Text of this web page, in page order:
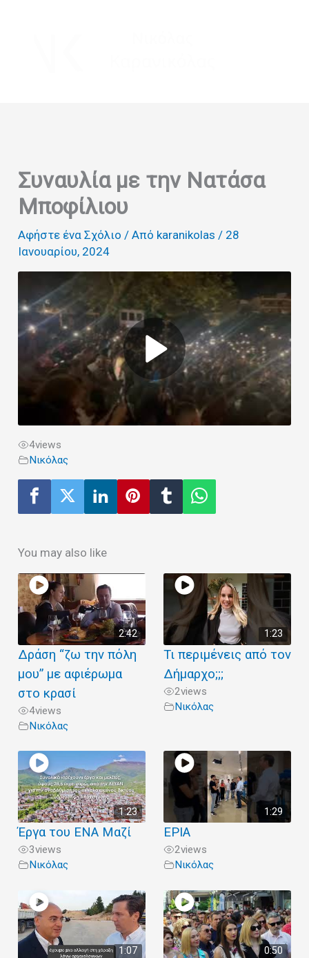
Συναυλία με την Νατάσα
Μποφίλιου
Αφήστε ένα Σχόλιο / Από karanikolas/ 28
Ιανουαρίου, 2024
4views
Νικόλας
You may also like
2:42
Δράση “ζω την πόλη
μου” με αφιέρωμα
στο κρασί
4views
Νικόλας
1:23
Τι περιμένεις από τον
Δήμαρχο;;;
2views
Νικόλας
1:23
Έργα του ΕΝΑ Μαζί
3views
Νικόλας
1:29
ΕΡΙΑ
2views
Νικόλας
1:07 0:50